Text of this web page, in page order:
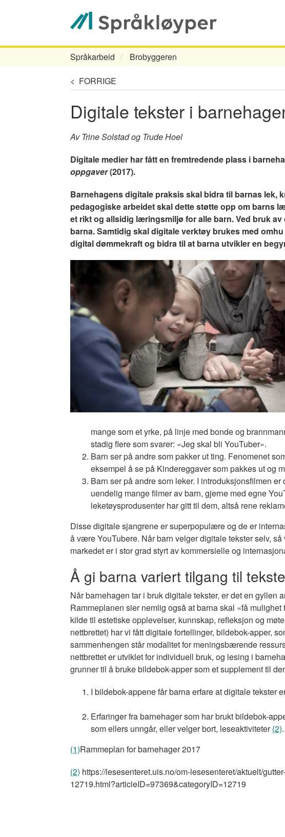
Navigasjonssti
Språkarbeid Brobyggeren
< FORRIGE
Digitale tekster i
Av Trine Solstad og Trude Hoel
Digitale medier har fått en fremtredende plass i
oppgaver(2017).
Barnehagens digitale praksis skal bidra til barnas
pedagogiske arbeidet skal dette støtte opp om barns
et rikt og allsidig læringsmiljø for alle barn. Ved bruk
barna. Samtidig skal digitale verktøy brukes med
digital dømmekraft og bidra til at barna utvikler en
mange som et yrke, på linje med bonde og
stadig flere som svarer: «Jeg skal bli YouTuber».
Barn ser på andre som pakker ut ting. Fenomenet
eksempel å se på Kindereggaver som pakkes ut og
Barn ser på andre som leker. I introduksjonsfilmen
uendelig mange filmer av barn, gjerne med egne
leketøysprodusenter har gitt til dem, altså rene
Disse digitale sjangrene er superpopulære og de er
å være YouTubere. Når barn velger digitale tekster selv,
markedet er i stor grad styrt av kommersielle og
Å gi barna variert tilgang til
Når barnehagen tar i bruk digitale tekster, er det en gyllen
Rammeplanen sier nemlig også at barna skal «få
kilde til estetiske opplevelser, kunnskap, refleksjon og
nettbrettet) har vi fått digitale fortellinger, bildebok-apper,
sammenhengen står modalitet for meningsbærende
nettbrettet er utviklet for individuell bruk, og lesing i
grunner til å bruke bildebok-apper som et supplement til
I bildebok-appene får barna erfare at digitale tekster
Erfaringer fra barnehager som har brukt bildebok-
som ellers unngår, eller velger bort, leseaktiviteter(2).
(1)Rammeplan for barnehager 2017
(2) https://lesesenteret.uis.no/om-lesesenteret/aktuelt/
12719.html?articleID=97369&categoryID=12719